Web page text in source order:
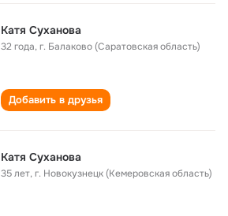
Катя Суханова
32 года,г. Балаково (Саратовская область)
Добавить в друзья
Катя Суханова
35 лет,г. Новокузнецк (Кемеровская область)